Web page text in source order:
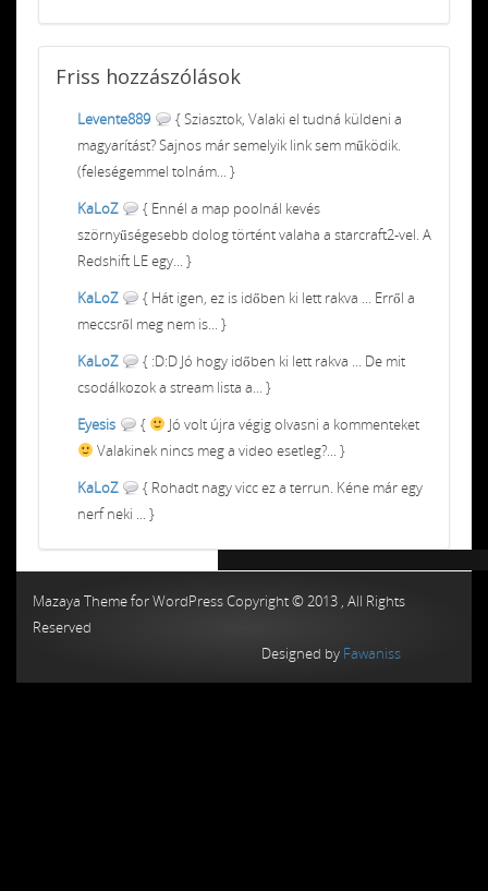
Friss hozzászólások
Levente889
{ Sziasztok, Valaki el tudná küldeni a
magyarítást? Sajnos már semelyik link sem működik.
(feleségemmel tolnám... }
KaLoZ
{ Ennél a map poolnál kevés
szörnyűségesebb dolog történt valaha a starcraft2-vel. A
Redshift LE egy... }
KaLoZ
{ Hát igen, ez is időben ki lett rakva ... Erről a
meccsről meg nem is... }
KaLoZ
{ :D:D Jó hogy időben ki lett rakva ... De mit
csodálkozok a stream lista a... }
Eyesis
{
Jó volt újra végig olvasni a kommenteket
Valakinek nincs meg a video esetleg?... }
KaLoZ
{ Rohadt nagy vicc ez a terrun. Kéne már egy
nerf neki ... }
Mazaya Theme for WordPress Copyright © 2013 , All Rights
Reserved
Designed by Fawaniss